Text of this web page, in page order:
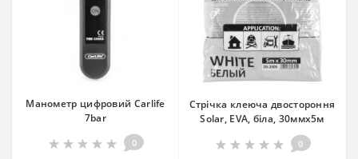
Манометр цифровий Carlife
7bar
0
Стрічка клеюча двостороння
Solar, EVA, біла, 30ммx5м
0